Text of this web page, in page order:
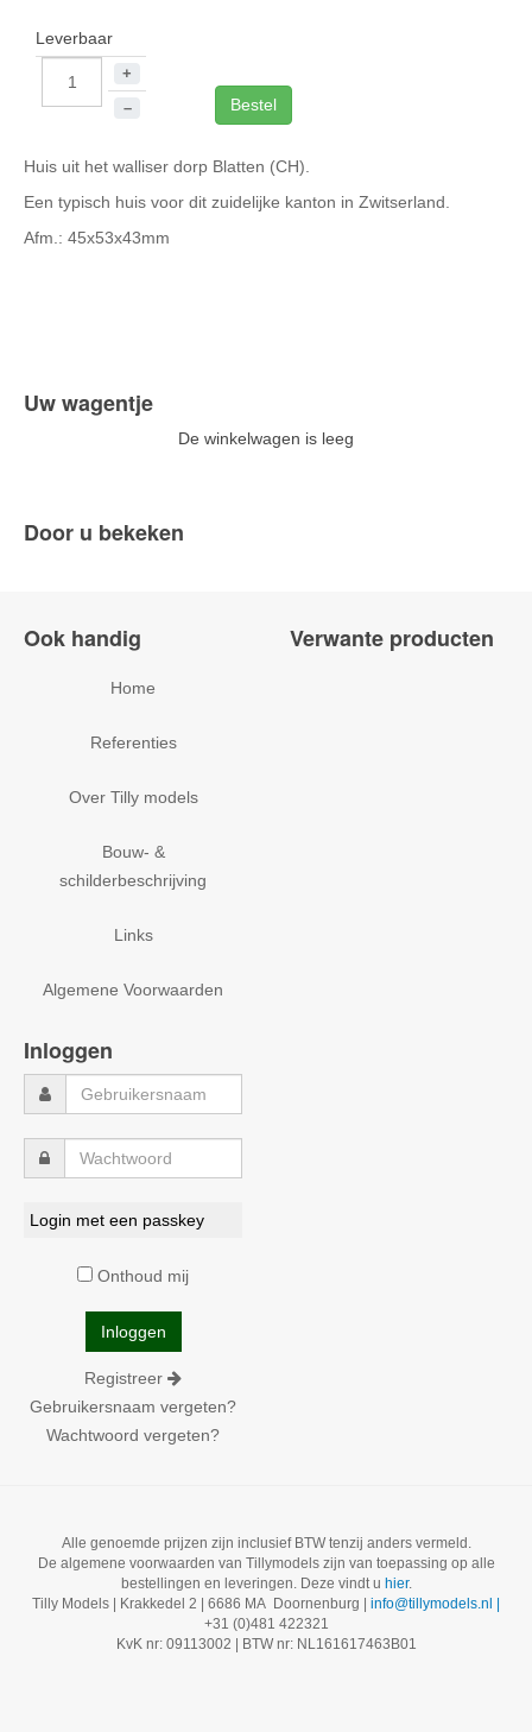
Leverbaar
+
–
Bestel
Huis uit het walliser dorp Blatten (CH).
Een typisch huis voor dit zuidelijke kanton in Zwitserland.
Afm.: 45x53x43mm
Uw wagentje
De winkelwagen is leeg
Door u bekeken
Ook handig
Home
Referenties
Over Tilly models
Bouw- &
schilderbeschrijving
Links
Algemene Voorwaarden
Verwante producten
Inloggen
Login met een passkey
Onthoud mij
Registreer
Gebruikersnaam vergeten?
Wachtwoord vergeten?
Alle genoemde prijzen zijn inclusief BTW tenzij anders vermeld.
De algemene voorwaarden van Tillymodels zijn van toepassing op alle
bestellingen en leveringen. Deze vindt u hier.
Tilly Models | Krakkedel 2 | 6686 MA Doornenburg | info@tillymodels.nl |
+31 (0)481 422321
KvK nr: 09113002 | BTW nr: NL161617463B01